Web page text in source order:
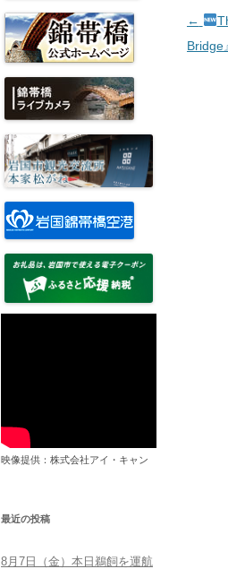
投稿
←
Bridge
映像提供：株式会社アイ・キャン
最近の投稿
8月7日（金）本日鵜飼を運航